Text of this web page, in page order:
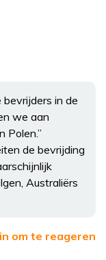
in de
we aan
Polen.”
de bevrijding
Australiërs
om te reageren